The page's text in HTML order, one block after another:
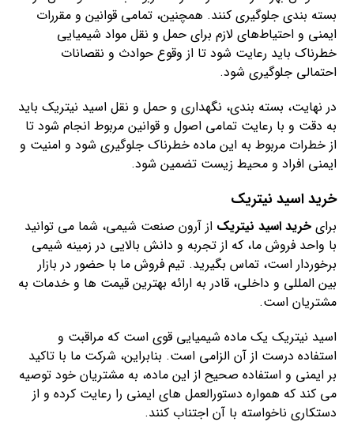
بسته بندی جلوگیری کنند. همچنین، تمامی قوانین و مقررات
ایمنی و احتیاط‌های لازم برای حمل و نقل مواد شیمیایی
خطرناک باید رعایت شود تا از وقوع حوادث و نقصانات
احتمالی جلوگیری شود.
در نهایت، بسته بندی، نگهداری و حمل و نقل اسید نیتریک باید
به دقت و با رعایت تمامی اصول و قوانین مربوط انجام شود تا
از خطرات مربوط به این ماده خطرناک جلوگیری شود و امنیت و
ایمنی افراد و محیط زیست تضمین شود.
خرید اسید نیتریک
برایخرید اسید نیتریک از آرون صنعت شیمی، شما می توانید
با واحد فروش ما، که از تجربه و دانش بالایی در زمینه شیمی
برخوردار است، تماس بگیرید. تیم فروش ما با حضور در بازار
بین المللی و داخلی، قادر به ارائه بهترین قیمت ها و خدمات به
مشتریان است.
اسید نیتریک یک ماده شیمیایی قوی است که مراقبت و
استفاده درست از آن الزامی است. بنابراین، شرکت ما با تاکید
بر ایمنی و استفاده صحیح از این ماده، به مشتریان خود توصیه
می کند که همواره دستورالعمل های ایمنی را رعایت کرده و از
دستکاری ناخواسته با آن اجتناب کنند.